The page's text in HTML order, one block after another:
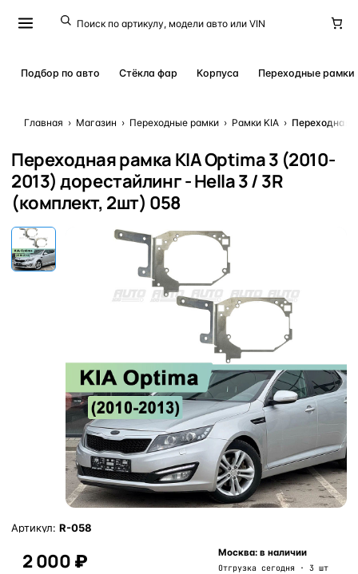
Подбор по авто Стёкла фар Корпуса Переходные рамки
Главная › Магазин › Переходные рамки › Рамки KIA › Переходная
Переходная рамка KIA Optima 3 (2010-
2013) дорестайлинг - Hella 3 / 3R
(комплект, 2шт) 058
Артикул: R-058
2 000 ₽ Москва: в наличии
Отгрузка сегодня · 3 шт